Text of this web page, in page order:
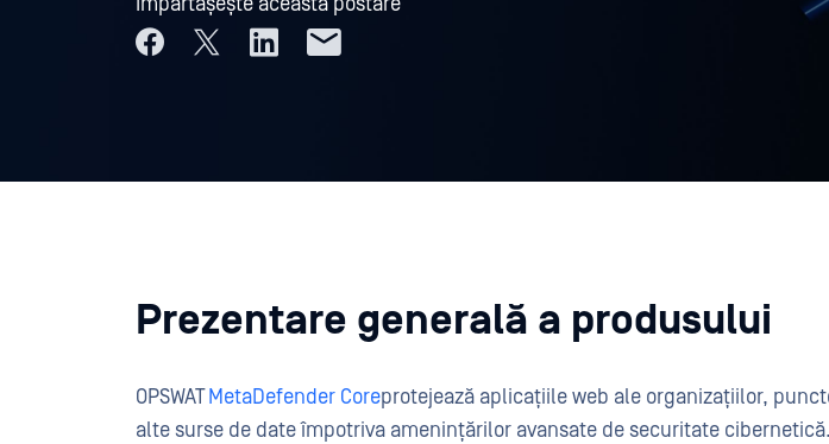
Prezentare generală a produsului
OPSWATMetaDefender Coreprotejează aplicațiile web ale organizațiilor,
alte surse de date împotriva amenințărilor avansate de securitate cibernetică.